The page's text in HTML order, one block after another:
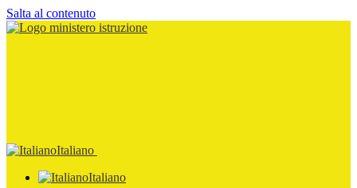
Salta al contenuto
Italiano
Italiano